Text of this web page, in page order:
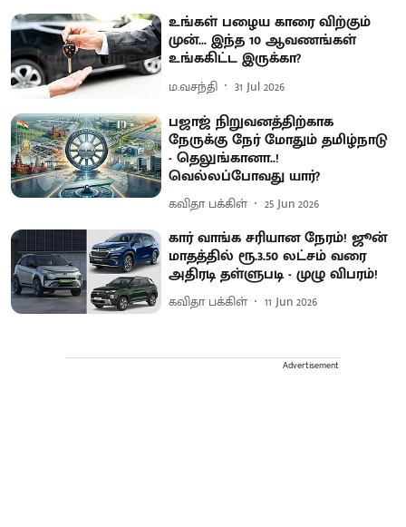
உங்கள் பழைய காரை விற்கும்
முன்... இந்த 10 ஆவணங்கள்
உங்ககிட்ட இருக்கா?
ம.வசந்தி 31 Jul 2026
பஜாஜ் நிறுவனத்திற்காக
நேருக்கு நேர் மோதும் தமிழ்நாடு
- தெலுங்கானா..!
வெல்லப்போவது யார்?
கவிதா பக்கிள் 25 Jun 2026
கார் வாங்க சரியான நேரம்! ஜூன்
மாதத்தில் ரூ.3.50 லட்சம் வரை
அதிரடி தள்ளுபடி - முழு விபரம்!
கவிதா பக்கிள் 11 Jun 2026
Advertisement